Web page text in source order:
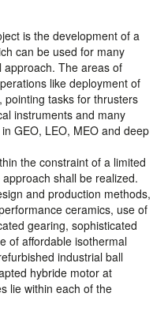
is the development of a
can be used for many
approach. The areas of
like deployment of
tasks for thrusters
instruments and many
GEO, LEO, MEO and deep
the constraint of a limited
shall be realized.
and production methods,
ceramics, use of
gearing, sophisticated
of affordable isothermal
industrial ball
hybride motor at
lie within each of the